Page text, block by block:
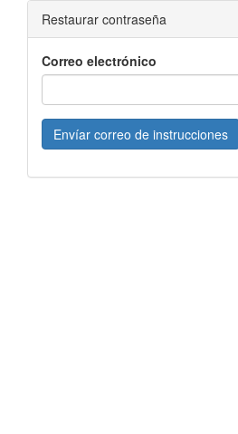
Restaurar contraseña
Correo electrónico
Envíar correo de instrucciones